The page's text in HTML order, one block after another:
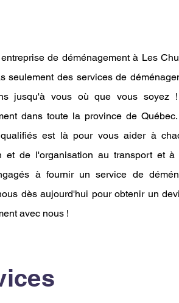
de déménagement à Les
seulement des services de
jusqu'à vous où que vous soyez
dans toute la province de
qualifiés est là pour vous aider à
et de l'organisation au transport et
à fournir un service de
dès aujourd'hui pour obtenir un
avec nous !